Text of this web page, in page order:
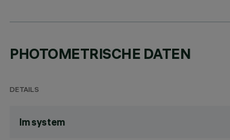
PHOTOMETRISCHE DATEN
DETAILS
lm system